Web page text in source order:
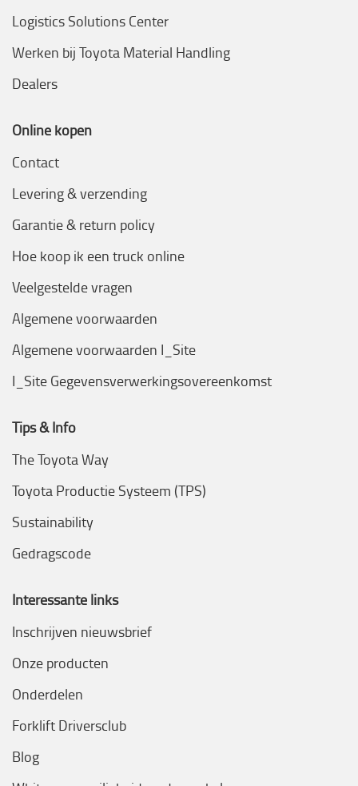
Logistics Solutions Center
Werken bij Toyota Material Handling
Dealers
Online kopen
Contact
Levering & verzending
Garantie & return policy
Hoe koop ik een truck online
Veelgestelde vragen
Algemene voorwaarden
Algemene voorwaarden I_Site
I_Site Gegevensverwerkingsovereenkomst
Tips & Info
The Toyota Way
Toyota Productie Systeem (TPS)
Sustainability
Gedragscode
Interessante links
Inschrijven nieuwsbrief
Onze producten
Onderdelen
Forklift Driversclub
Blog